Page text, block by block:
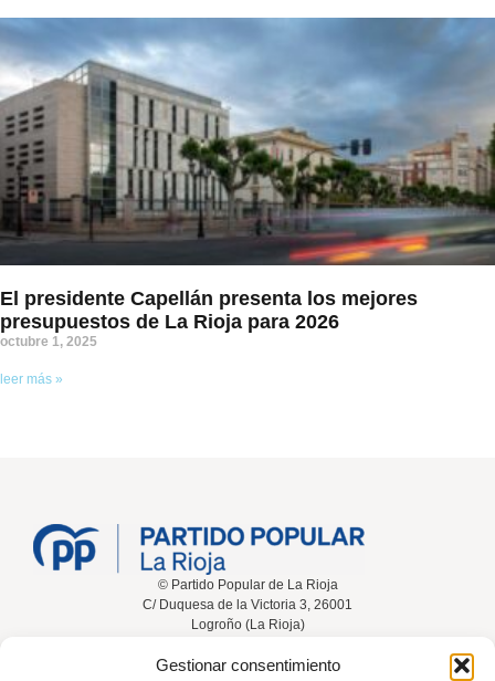
Gestionar consentimiento
El presidente Capellán presenta los mejores
presupuestos de La Rioja para 2026
octubre 1, 2025
leer más »
© Partido Popular de La Rioja
C/ Duquesa de la Victoria 3, 26001
Logroño (La Rioja)